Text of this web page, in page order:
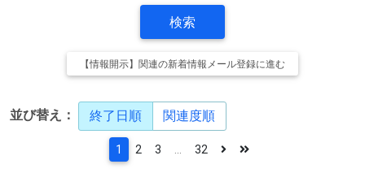
検索
【情報開示】関連の新着情報メール登録に進む
並び替え： 終了日順 関連度順
1 2 3 32